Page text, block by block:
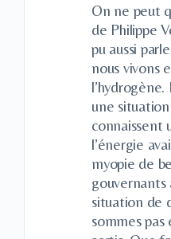
On ne peut
de Philippe
pu aussi
nous vivons
une
connaissent
l’énergie
myopie de
gouvernants
situation de
sommes